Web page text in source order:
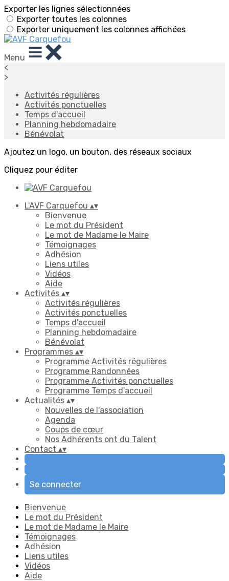
Exporter les lignes sélectionnées
Exporter toutes les colonnes
Exporter uniquement les colonnes affichées
Menu
<
>
Activités régulières
Activités ponctuelles
Temps d'accueil
Planning hebdomadaire
Bénévolat
Ajoutez un logo, un bouton, des réseaux sociaux
Cliquez pour éditer
L'AVF Carquefou ▴▾
Bienvenue
Le mot du Président
Le mot de Madame le Maire
Témoignages
Adhésion
Liens utiles
Vidéos
Aide
Activités ▴▾
Activités régulières
Activités ponctuelles
Temps d'accueil
Planning hebdomadaire
Bénévolat
Programmes ▴▾
Programme Activités régulières
Programme Randonnées
Programme Activités ponctuelles
Programme Temps d'accueil
Actualités ▴▾
Nouvelles de l'association
Agenda
Coups de cœur
Nos Adhérents ont du Talent
Contact ▴▾
Se connecter
Bienvenue
Le mot du Président
Le mot de Madame le Maire
Témoignages
Adhésion
Liens utiles
Vidéos
Aide